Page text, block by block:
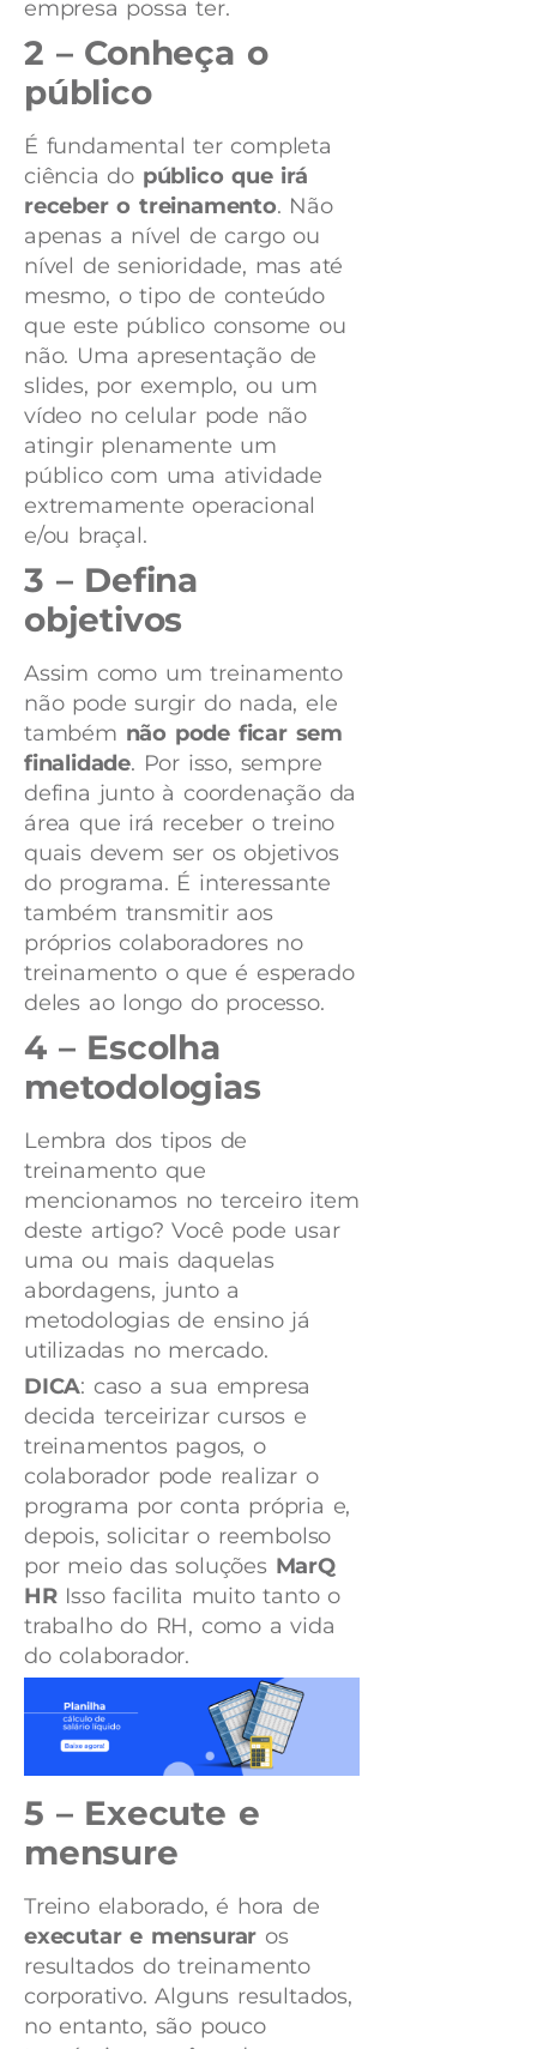
empresa possa ter.
2 – Conheça o
público
É fundamental ter completa
ciência do público que irá
receber o treinamento. Não
apenas a nível de cargo ou
nível de senioridade, mas até
mesmo, o tipo de conteúdo
que este público consome ou
não. Uma apresentação de
slides, por exemplo, ou um
vídeo no celular pode não
atingir plenamente um
público com uma atividade
extremamente operacional
e/ou braçal.
3 – Defina
objetivos
Assim como um treinamento
não pode surgir do nada, ele
também não pode ficar sem
finalidade. Por isso, sempre
defina junto à coordenação da
área que irá receber o treino
quais devem ser os objetivos
do programa. É interessante
também transmitir aos
próprios colaboradores no
treinamento o que é esperado
deles ao longo do processo.
4 – Escolha
metodologias
Lembra dos tipos de
treinamento que
mencionamos no terceiro item
deste artigo? Você pode usar
uma ou mais daquelas
abordagens, junto a
metodologias de ensino já
utilizadas no mercado.
DICA: caso a sua empresa
decida terceirizar cursos e
treinamentos pagos, o
colaborador pode realizar o
programa por conta própria e,
depois, solicitar o reembolso
por meio das soluções MarQ
HRIsso facilita muito tanto o
trabalho do RH, como a vida
do colaborador.
5 – Execute e
mensure
Treino elaborado, é hora de
executar e mensurar os
resultados do treinamento
corporativo. Alguns resultados,
no entanto, são pouco